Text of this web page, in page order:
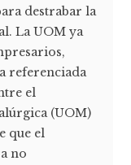
destrabar la
La UOM ya
referenciada
el
(UOM)
que el
no